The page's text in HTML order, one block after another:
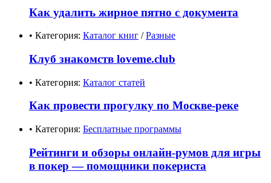
Как удалить жирное пятно с документа
• Категория: Каталог книг /Разные
Клуб знакомств loveme.club
• Категория: Каталог статей
Как провести прогулку по Москве-реке
• Категория: Бесплатные программы
Рейтинги и обзоры онлайн-румов для игры
в покер — помощники покериста